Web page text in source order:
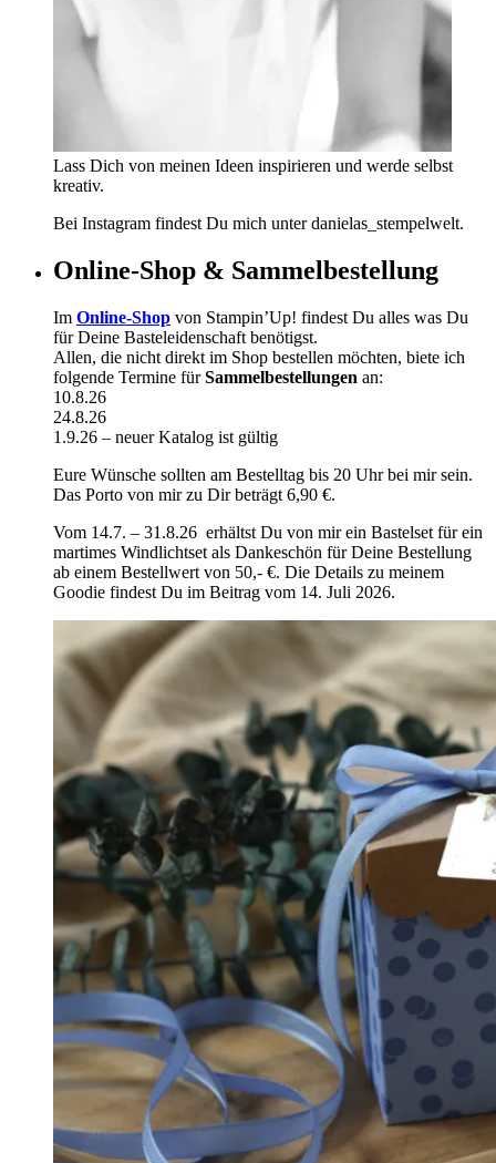
Lass Dich von meinen Ideen inspirieren und werde selbst
kreativ.
Bei Instagram findest Du mich unter danielas_stempelwelt.
Online-Shop & Sammelbestellung
Im Online-Shop von Stampin’Up! findest Du alles was Du
für Deine Basteleidenschaft benötigst.
Allen, die nicht direkt im Shop bestellen möchten, biete ich
folgende Termine fürSammelbestellungen an:
10.8.26
24.8.26
1.9.26 – neuer Katalog ist gültig
Eure Wünsche sollten am Bestelltag bis 20 Uhr bei mir sein.
Das Porto von mir zu Dir beträgt 6,90 €.
Vom 14.7. – 31.8.26 erhältst Du von mir ein Bastelset für ein
martimes Windlichtset als Dankeschön für Deine Bestellung
ab einem Bestellwert von 50,- €. Die Details zu meinem
Goodie findest Du im Beitrag vom 14. Juli 2026.